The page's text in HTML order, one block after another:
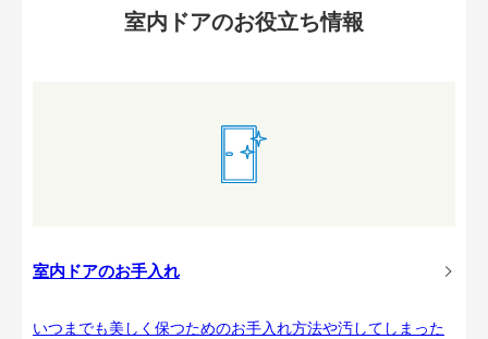
室内ドアのお役立ち情報
室内ドアのお手入れ
いつまでも美しく保つためのお手入れ方法や汚してしまった